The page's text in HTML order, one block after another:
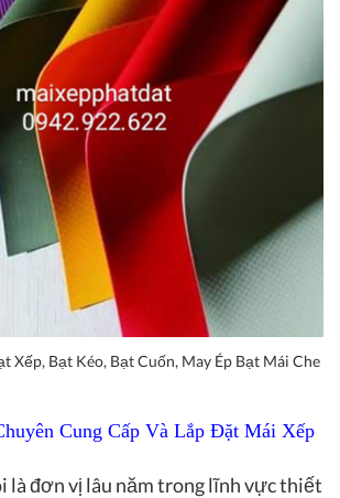
Xếp, Bạt Kéo, Bạt Cuốn, May Ép Bạt Mái Che
Cung Cấp Và Lắp Đặt Mái Xếp
là đơn vị lâu năm trong lĩnh vực thiết